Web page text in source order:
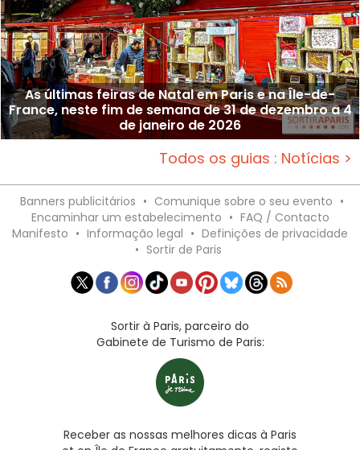
As últimas feiras de Natal em Paris e na Île-de-
France, neste fim de semana de 31 de dezembro a 4
de janeiro de 2026
Todos os guias : Notícias >
Banners publicitários • Comunique sobre o seu evento •
Encaminhar um estabelecimento • FAQ / Contacto
Manifesto • Informação legal • Definições de privacidade
• Sortir de Paris
Sortir à Paris, parceiro do
Gabinete de Turismo de Paris:
Receber as nossas melhores dicas à Paris